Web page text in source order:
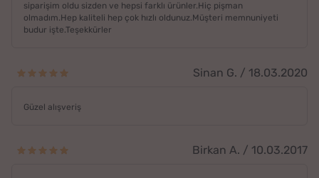
siparişim oldu sizden ve hepsi farklı ürünler.Hiç pişman
olmadım.Hep kaliteli hep çok hızlı oldunuz.Müşteri memnuniyeti
budur işte.Teşekkürler
Sinan G. / 18.03.2020
Güzel alışveriş
Birkan A. / 10.03.2017